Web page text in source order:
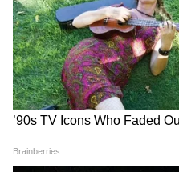
Image Credit :Ai Photo
২০২২-২৩ সালের নতুন
পরিবর্তন